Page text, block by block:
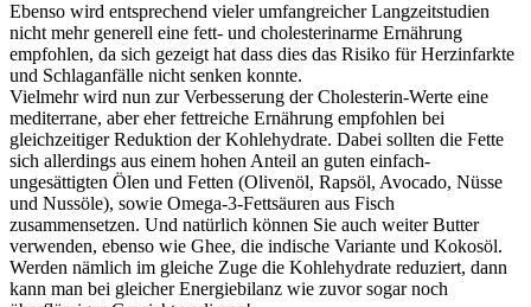
Ebenso wird entsprechend vieler umfangreicher Langzeitstudien
nicht mehr generell eine fett- und cholesterinarme Ernährung
empfohlen, da sich gezeigt hat dass dies das Risiko für Herzinfarkte
und Schlaganfälle nicht senken konnte.
Vielmehr wird nun zur Verbesserung der Cholesterin-Werte eine
mediterrane, aber eher fettreiche Ernährung empfohlen bei
gleichzeitiger Reduktion der Kohlehydrate. Dabei sollten die Fette
sich allerdings aus einem hohen Anteil an guten einfach-
ungesättigten Ölen und Fetten (Olivenöl, Rapsöl, Avocado, Nüsse
und Nussöle), sowie Omega-3-Fettsäuren aus Fisch
zusammensetzen. Und natürlich können Sie auch weiter Butter
verwenden, ebenso wie Ghee, die indische Variante und Kokosöl.
Werden nämlich im gleiche Zuge die Kohlehydrate reduziert, dann
kann man bei gleicher Energiebilanz wie zuvor sogar noch